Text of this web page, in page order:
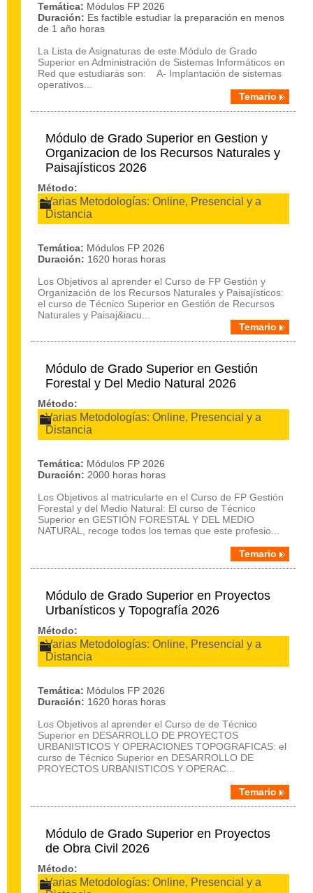
Temática: Módulos FP 2026
Duración: Es factible estudiar la preparación en menos
de 1 año horas
La Lista de Asignaturas de este Módulo de Grado
Superior en Administración de Sistemas Informáticos en
Red que estudiarás son: A- Implantación de sistemas
operativos...
Temario
Módulo de Grado Superior en Gestion y
Organizacion de los Recursos Naturales y
Paisajísticos 2026
Método:
Varias Metodologías: Online, Presencial y a
Distancia
Temática: Módulos FP 2026
Duración: 1620 horas horas
Los Objetivos al aprender el Curso de FP Gestión y
Organización de los Recursos Naturales y Paisajísticos:
el curso de Técnico Superior en Gestión de Recursos
Naturales y Paisaj&iacu...
Temario
Módulo de Grado Superior en Gestión
Forestal y Del Medio Natural 2026
Método:
Varias Metodologías: Online, Presencial y a
Distancia
Temática: Módulos FP 2026
Duración: 2000 horas horas
Los Objetivos al matricularte en el Curso de FP Gestión
Forestal y del Medio Natural: El curso de Técnico
Superior en GESTIÓN FORESTAL Y DEL MEDIO
NATURAL, recoge todos los temas que este profesio...
Temario
Módulo de Grado Superior en Proyectos
Urbanísticos y Topografía 2026
Método:
Varias Metodologías: Online, Presencial y a
Distancia
Temática: Módulos FP 2026
Duración: 1620 horas horas
Los Objetivos al aprender el Curso de de Técnico
Superior en DESARROLLO DE PROYECTOS
URBANISTICOS Y OPERACIONES TOPOGRAFICAS: el
curso de Técnico Superior en DESARROLLO DE
PROYECTOS URBANISTICOS Y OPERAC...
Temario
Módulo de Grado Superior en Proyectos
de Obra Civil 2026
Método:
Varias Metodologías: Online, Presencial y a